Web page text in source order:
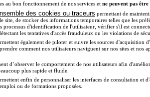
alternance
alternance
au bon fonctionnement de nos services et ne peuvent pas être
des cookies ou traceurs permettant de
site, de stocker des informations temporaires telles que les
processus d'identification de l'utilisateur, vérifier s'il est
les tentatives d'accès frauduleux ou les violations de
également de piloter et suivre les sources d'acquisition
comment nos utilisateurs naviguent sur nos sites et nos
d’observer le comportement de nos utilisateurs afin
plus rapide et fluide.
enfin de personnaliser les interfaces de consultation et
ou de formations proposées.